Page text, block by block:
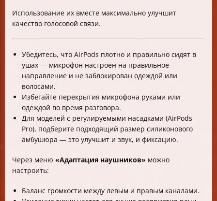
Использование их вместе максимально улучшит
качество голосовой связи.
Убедитесь, что AirPods плотно и правильно сидят в
ушах — микрофон настроен на правильное
направление и не заблокирован одеждой или
волосами.
Избегайте перекрытия микрофона руками или
одеждой во время разговора.
Для моделей с регулируемыми насадками (AirPods
Pro), подберите подходящий размер силиконового
амбушюра — это улучшит и звук, и фиксацию.
Через меню «Адаптация наушников» можно
настроить:
Баланс громкости между левым и правым каналами.